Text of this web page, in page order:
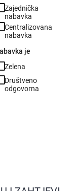
Zajednička
nabavka
Centralizovana
nabavka
je
Zelena
Društveno
odgovorna